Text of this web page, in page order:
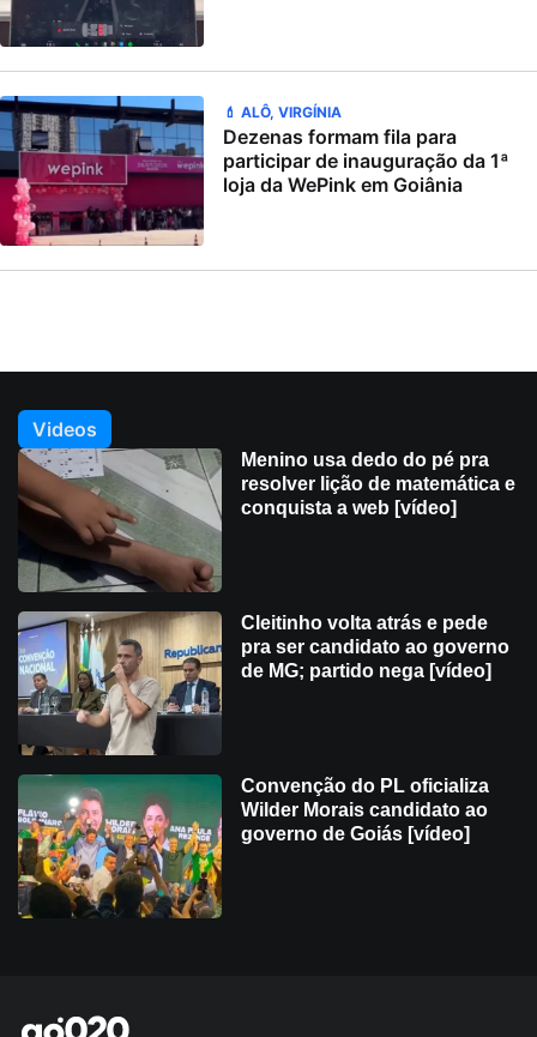
💄 ALÔ, VIRGÍNIA
Dezenas formam fila para
participar de inauguração da 1ª
loja da WePink em Goiânia
Videos
Menino usa dedo do pé pra
resolver lição de matemática e
conquista a web [vídeo]
Cleitinho volta atrás e pede
pra ser candidato ao governo
de MG; partido nega [vídeo]
Convenção do PL oficializa
Wilder Morais candidato ao
governo de Goiás [vídeo]